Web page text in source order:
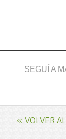
SEGUÍ A
« VOLVER